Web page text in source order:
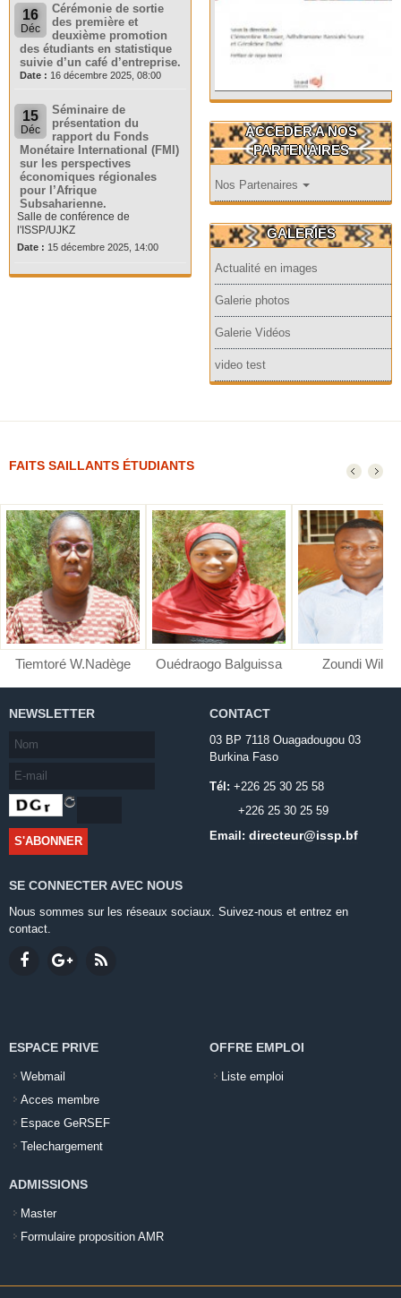
16
Déc
Cérémonie de sortie
des première et
deuxième promotion
des étudiants en statistique
suivie d’un café d’entreprise.
Date : 16 décembre 2025, 08:00
15
Déc
Séminaire de
présentation du
rapport du Fonds
Monétaire International (FMI)
sur les perspectives
économiques régionales
pour l’Afrique
Subsaharienne.
Salle de conférence de
l'ISSP/UJKZ
Date : 15 décembre 2025, 14:00
ACCEDER A NOS
PARTENAIRES
Nos Partenaires
GALERIES
Actualité en images
Galerie photos
Galerie Vidéos
video test
FAITS SAILLANTS ÉTUDIANTS
Ouédraogo Balguissa Zoundi Wilfried
NEWSLETTER CONTACT
03 BP 7118 Ouagadougou 03
Burkina Faso
Tél: +226 25 30 25 58
+226 25 30 25 59
Email: directeur@issp.bf
SE CONNECTER AVEC NOUS
Nous sommes sur les réseaux sociaux. Suivez-nous et entrez en
contact.
ESPACE PRIVE
Webmail
Acces membre
Espace GeRSEF
Telechargement
OFFRE EMPLOI
Liste emploi
ADMISSIONS
Master
Formulaire proposition AMR